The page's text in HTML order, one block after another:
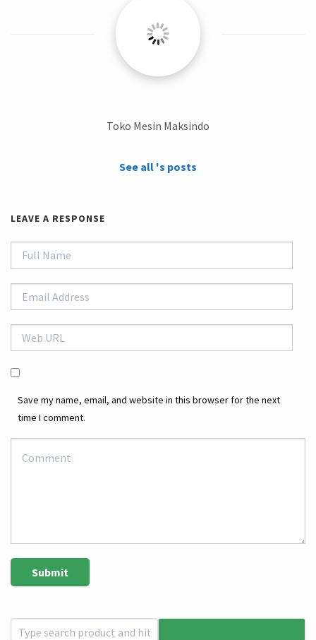
Toko Mesin Maksindo
See all 's posts
LEAVE A RESPONSE
Save my name, email, and website in this browser for the next
time I comment.